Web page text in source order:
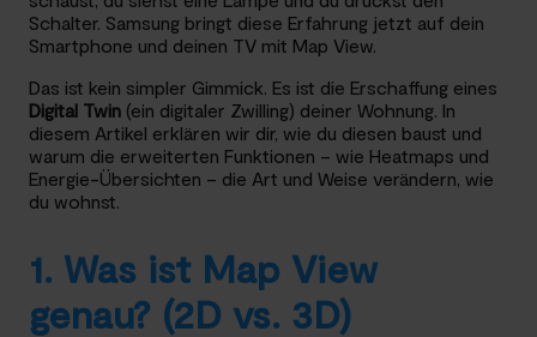
Schalter. Samsung bringt diese Erfahrung jetzt auf dein
Smartphone und deinen TV mit Map View.
Das ist kein simpler Gimmick. Es ist die Erschaffung eines
Digital Twin (ein digitaler Zwilling) deiner Wohnung. In
diesem Artikel erklären wir dir, wie du diesen baust und
warum die erweiterten Funktionen – wie Heatmaps und
Energie-Übersichten – die Art und Weise verändern, wie
du wohnst.
1. Was ist Map View
genau? (2D vs. 3D)